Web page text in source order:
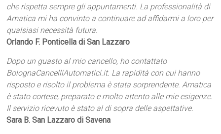
che rispetta sempre gli appuntamenti. La professionalità di
Amatica mi ha convinto a continuare ad affidarmi a loro per
qualsiasi necessità futura.
Orlando F. Ponticella di San Lazzaro
Dopo un guasto al mio cancello, ho contattato
BolognaCancelliAutomatici.it. La rapidità con cui hanno
risposto e risolto il problema è stata sorprendente. Amatica
è stato cortese, preparato e molto attento alle mie esigenze.
Il servizio ricevuto è stato al di sopra delle aspettative.
Sara B. San Lazzaro di Savena